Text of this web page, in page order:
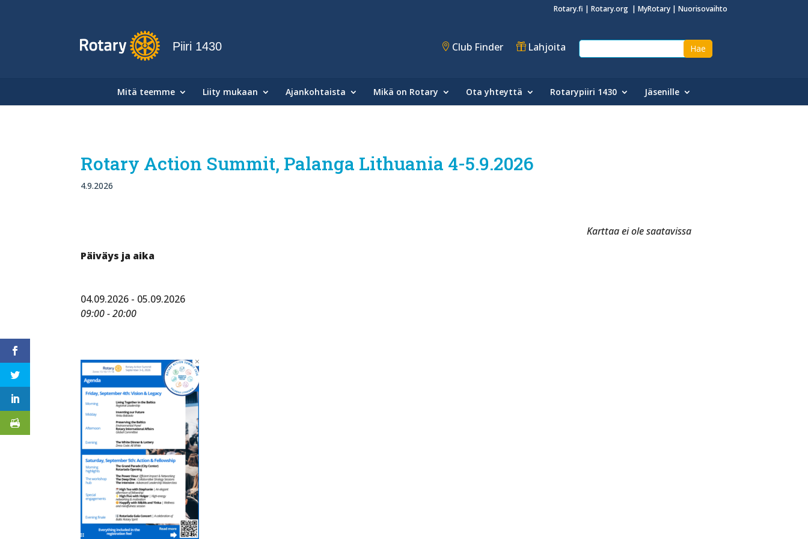
Rotary.fi | Rotary.org | MyRotary| Nuorisovaihto
Piiri 1430 Club Finder Lahjoita
Mitä teemme Liity mukaan Ajankohtaista Mikä on Rotary Ota yhteyttä Rotarypiiri 1430 Jäsenille
Rotary Action Summit, Palanga Lithuania 4-5.9.2026
4.9.2026
Karttaa ei ole saatavissa
Päiväys ja aika
04.09.2026 - 05.09.2026
09:00 - 20:00